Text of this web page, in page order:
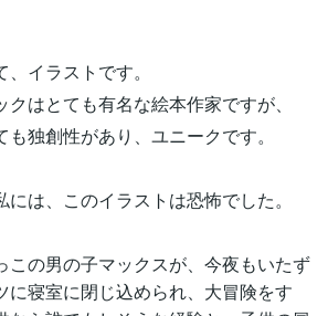
イラストです。
はとても有名な絵本作家ですが、
独創性があり、ユニークです。
は、このイラストは恐怖でした。
この男の子マックスが、今夜もいたず
に寝室に閉じ込められ、大冒険をす